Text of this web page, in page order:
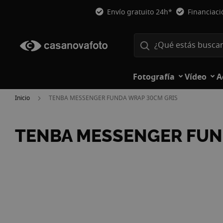
Envío gratuito 24h*
Fotografía Vídeo
Inicio TENBA MESSENGER FUNDA WRAP 30CM GRIS
TENBA MESSENGER